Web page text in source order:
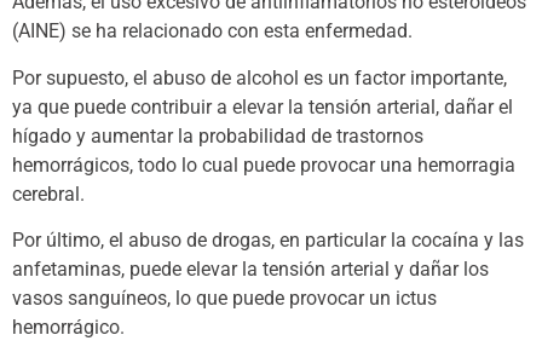
(AINE) se ha relacionado con esta enfermedad.
Por supuesto, el abuso de alcohol es un factor importante,
ya que puede contribuir a elevar la tensión arterial, dañar el
hígado y aumentar la probabilidad de trastornos
hemorrágicos, todo lo cual puede provocar una hemorragia
cerebral.
Por último, el abuso de drogas, en particular la cocaína y las
anfetaminas, puede elevar la tensión arterial y dañar los
vasos sanguíneos, lo que puede provocar un ictus
hemorrágico.